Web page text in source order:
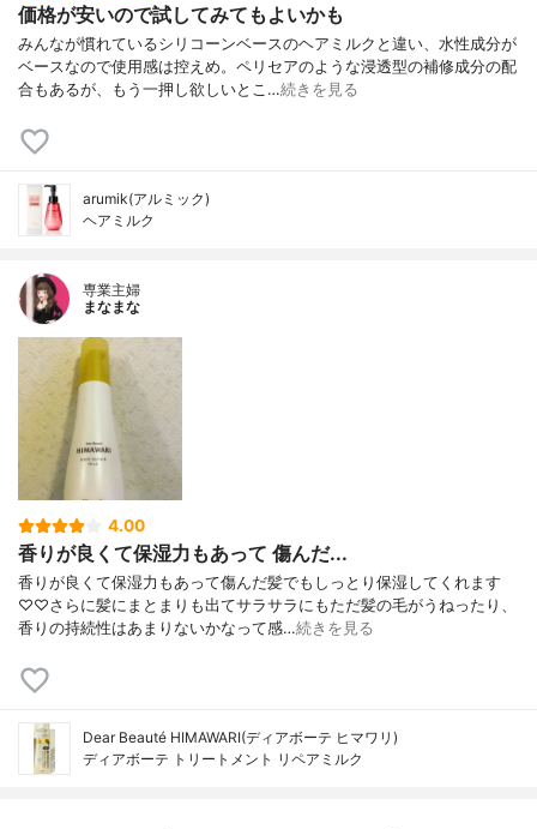
価格が安いので試してみてもよいかも
みんなが慣れているシリコーンベースのヘアミルクと違い、水性成分が
ベースなので使用感は控えめ。ペリセアのような浸透型の補修成分の配
合もあるが、もう一押し欲しいとこ…続きを見る
arumik(アルミック)
ヘアミルク
専業主婦
まなまな
4.00
香りが良くて保湿力もあって 傷んだ...
香りが良くて保湿力もあって傷んだ髪でもしっとり保湿してくれます
♡♡さらに髪にまとまりも出てサラサラにもただ髪の毛がうねったり、
香りの持続性はあまりないかなって感…続きを見る
Dear Beauté HIMAWARI(ディアボーテ ヒマワリ)
ディアボーテ トリートメント リペアミルク